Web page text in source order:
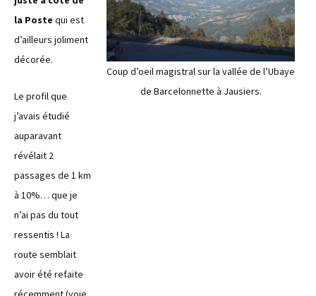
la Poste qui est
d’ailleurs joliment
décorée.
Le profil que
j’avais étudié
auparavant
révélait 2
passages de 1 km
à 10%… que je
n’ai pas du tout
ressentis ! La
route semblait
avoir été refaite
Coup d’oeil magistral sur la vallée de l’Ubaye
de Barcelonnette à Jausiers.